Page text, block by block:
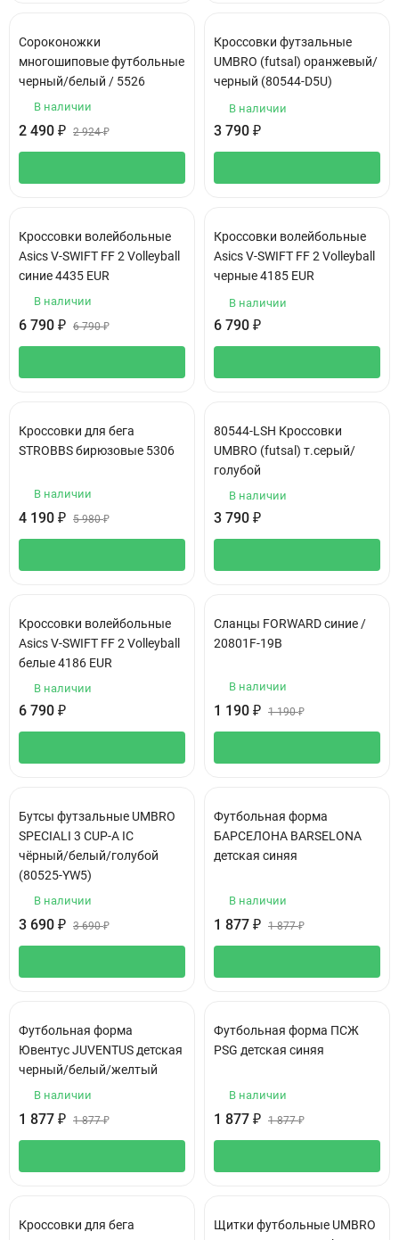
Сороконожки
многошиповые футбольные
черный/белый / 5526
В наличии
2 490 ₽ 2 924₽
Кроссовки футзальные
UMBRO (futsal) оранжевый/
черный (80544-D5U)
В наличии
3 790 ₽
Кроссовки волейбольные
Asics V-SWIFT FF 2 Volleyball
синие 4435 EUR
В наличии
6 790 ₽ 6 790₽
Кроссовки волейбольные
Asics V-SWIFT FF 2 Volleyball
черные 4185 EUR
В наличии
6 790 ₽
Кроссовки для бега
STROBBS бирюзовые 5306
В наличии
4 190 ₽ 5 980₽
80544-LSH Кроссовки
UMBRO (futsal) т.серый/
голубой
В наличии
3 790 ₽
Кроссовки волейбольные
Asics V-SWIFT FF 2 Volleyball
белые 4186 EUR
В наличии
6 790 ₽
Сланцы FORWARD синие /
20801F-19B
В наличии
1 190 ₽ 1 190₽
Бутсы футзальные UMBRO
SPECIALI 3 CUP-A IC
чёрный/белый/голубой
(80525-YW5)
В наличии
3 690 ₽ 3 690₽
Футбольная форма
БАРСЕЛОНА BARSELONA
детская синяя
В наличии
1 877 ₽ 1 877₽
Футбольная форма
Ювентус JUVENTUS детская
черный/белый/желтый
В наличии
1 877 ₽ 1 877₽
Футбольная форма ПСЖ
PSG детская синяя
В наличии
1 877 ₽ 1 877₽
Кроссовки для бега
Щитки футбольные UMBRO